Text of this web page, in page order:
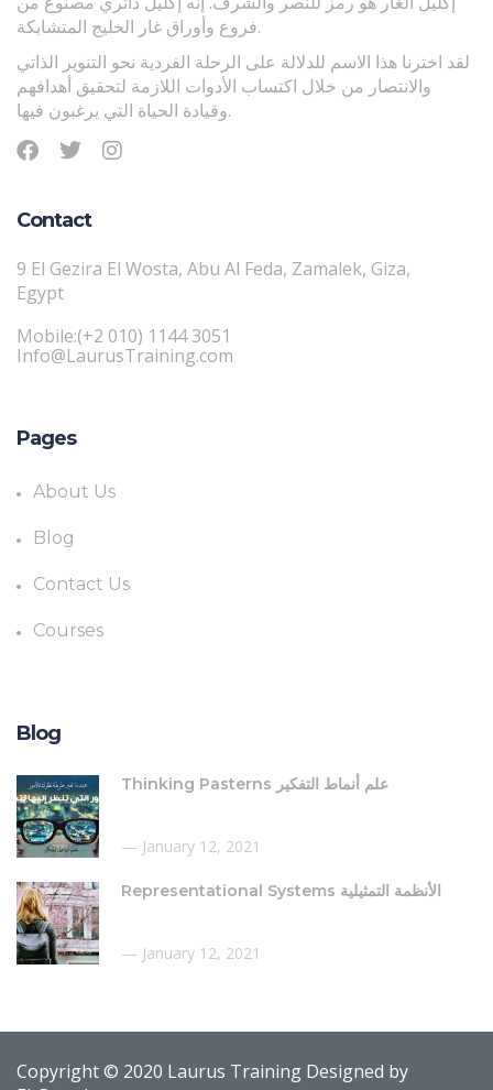
فروع وأوراق غار الخليج المتشابكة.
لقد اخترنا هذا الاسم للدلالة على الرحلة الفردية نحو التنوير الذاتي
والانتصار من خلال اكتساب الأدوات اللازمة لتحقيق أهدافهم
وقيادة الحياة التي يرغبون فيها.
Contact
9 El Gezira El Wosta, Abu Al Feda, Zamalek, Giza,
Egypt
Mobile:(+2 010) 1144 3051
Info@LaurusTraining.com
Pages
About Us
Blog
Contact Us
Courses
Blog
Thinking Pasterns علم أنماط التفكير
January 12, 2021
Representational Systems الأنظمة التمثيلية
January 12, 2021
Copyright © 2020 Laurus Training Designed by